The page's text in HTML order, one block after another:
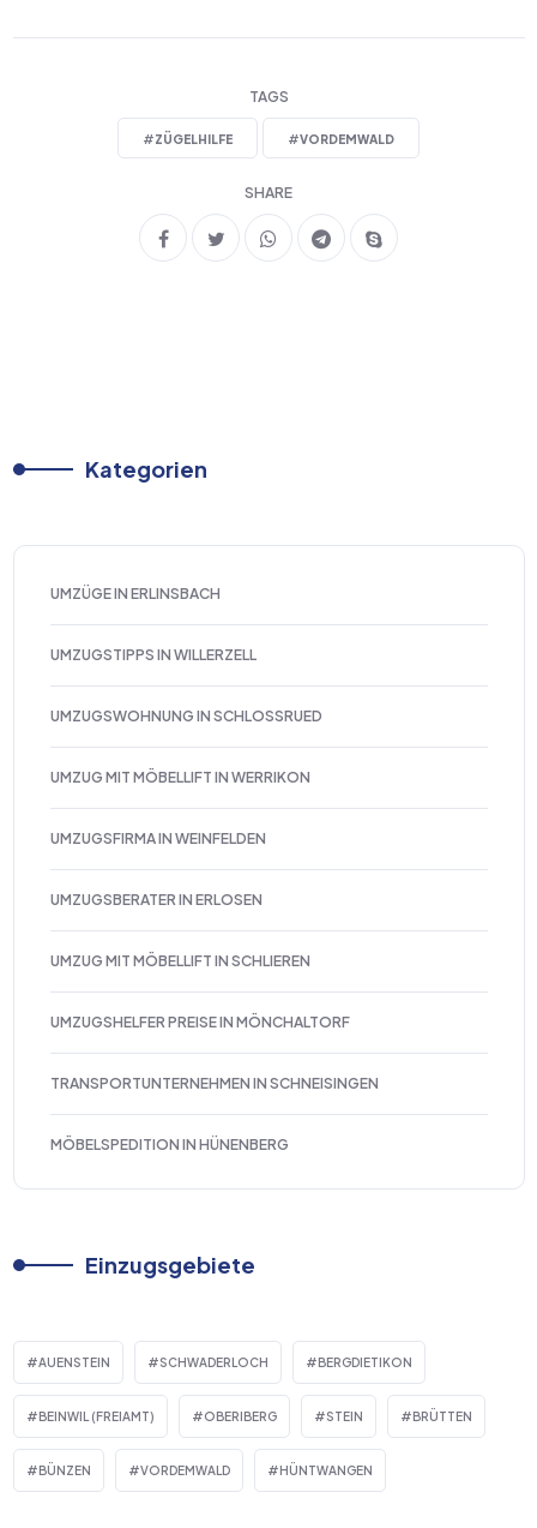
TAGS
#ZÜGELHILFE #VORDEMWALD
SHARE
Kategorien
UMZÜGE IN ERLINSBACH
UMZUGSTIPPS IN WILLERZELL
UMZUGSWOHNUNG IN SCHLOSSRUED
UMZUG MIT MÖBELLIFT IN WERRIKON
UMZUGSFIRMA IN WEINFELDEN
UMZUGSBERATER IN ERLOSEN
UMZUG MIT MÖBELLIFT IN SCHLIEREN
UMZUGSHELFER PREISE IN MÖNCHALTORF
TRANSPORTUNTERNEHMEN IN SCHNEISINGEN
MÖBELSPEDITION IN HÜNENBERG
Einzugsgebiete
AUENSTEIN SCHWADERLOCH BERGDIETIKON
BEINWIL (FREIAMT) OBERIBERG STEIN BRÜTTEN
BÜNZEN VORDEMWALD HÜNTWANGEN